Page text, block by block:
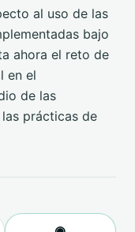
al uso de las
bajo
ahora el reto de
en el
de las
prácticas de